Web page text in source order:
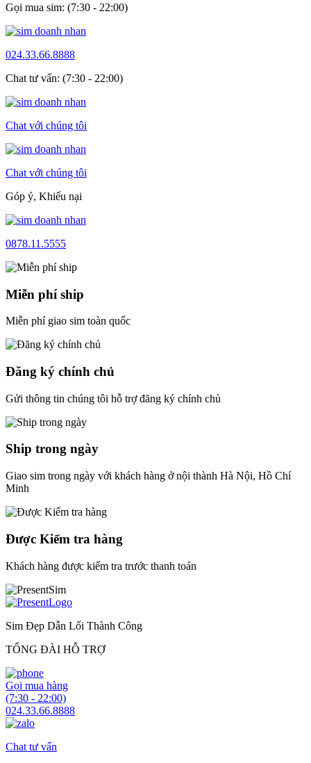
Gọi mua sim: (7:30 - 22:00)
024.33.66.8888
Chat tư vấn: (7:30 - 22:00)
Chat với chúng tôi
Chat với chúng tôi
Góp ý, Khiếu nại
0878.11.5555
Miễn phí ship
Miễn phí giao sim toàn quốc
Đăng ký chính chủ
Gửi thông tin chúng tôi hỗ trợ đăng ký chính chủ
Ship trong ngày
Giao sim trong ngày với khách hàng ở nội thành Hà Nội, Hồ Chí
Minh
Được Kiểm tra hàng
Khách hàng được kiểm tra trước thanh toán
Sim Đẹp Dẫn Lối Thành Công
TỔNG ĐÀI HỖ TRỢ
Gọi mua hàng
(7:30 - 22:00)
024.33.66.8888
Chat tư vấn